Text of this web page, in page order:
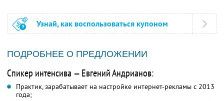
Узнай, как воспользоваться купоном
ПОДРОБНЕЕ О ПРЕДЛОЖЕНИИ
Спикер интенсива — Евгений Андрианов:
Практик, зарабатывает на настройке интернет-рекламы с 2013
года;